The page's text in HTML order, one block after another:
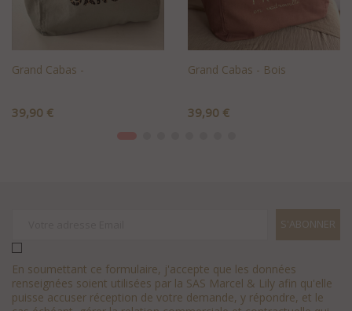
Grand Cabas -
Prix
39,90 €
+AJOUTER AU PANIER
Grand Cabas - Bois
Prix
39,90 €
En soumettant ce formulaire, j'accepte que les données
renseignées soient utilisées par la SAS Marcel & Lily afin qu'elle
puisse accuser réception de votre demande, y répondre, et le